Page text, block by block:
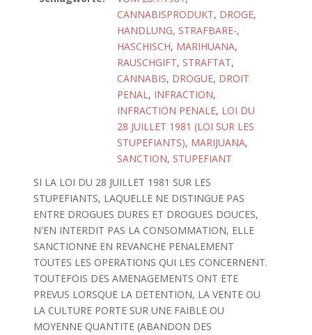
CANNABISPRODUKT, DROGE,
HANDLUNG, STRAFBARE-,
HASCHISCH, MARIHUANA,
RAUSCHGIFT, STRAFTAT,
CANNABIS, DROGUE, DROIT
PENAL, INFRACTION,
INFRACTION PENALE, LOI DU
28 JUILLET 1981 (LOI SUR LES
STUPEFIANTS), MARIJUANA,
SANCTION, STUPEFIANT
SI LA LOI DU 28 JUILLET 1981 SUR LES
STUPEFIANTS, LAQUELLE NE DISTINGUE PAS
ENTRE DROGUES DURES ET DROGUES DOUCES,
N'EN INTERDIT PAS LA CONSOMMATION, ELLE
SANCTIONNE EN REVANCHE PENALEMENT
TOUTES LES OPERATIONS QUI LES CONCERNENT.
TOUTEFOIS DES AMENAGEMENTS ONT ETE
PREVUS LORSQUE LA DETENTION, LA VENTE OU
LA CULTURE PORTE SUR UNE FAIBLE OU
MOYENNE QUANTITE (ABANDON DES